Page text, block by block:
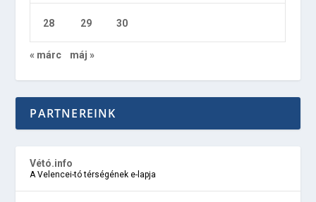
28 29 30
« márc máj »
PARTNEREINK
Vétó.info
A Velencei-tó térségének e-lapja